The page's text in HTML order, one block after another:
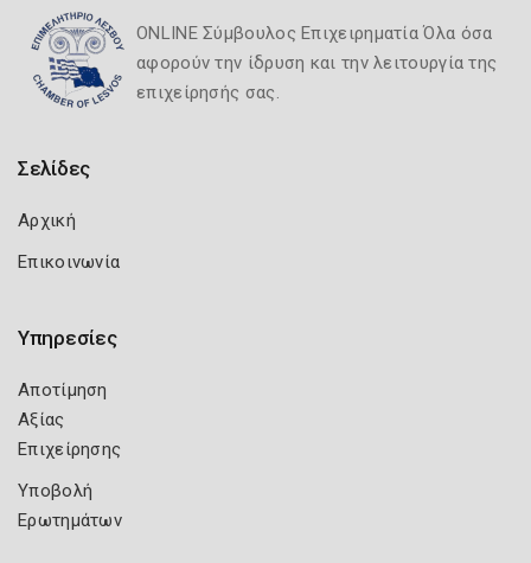
ONLINE Σύμβουλος Επιχειρηματία Όλα όσα
αφορούν την ίδρυση και την λειτουργία της
επιχείρησής σας.
Σελίδες
Αρχική
Επικοινωνία
Υπηρεσίες
Αποτίμηση
Αξίας
Επιχείρησης
Υποβολή
Ερωτημάτων